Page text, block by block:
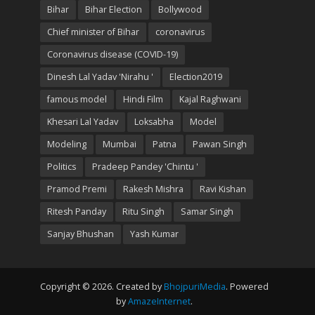
Bihar
Bihar Election
Bollywood
Chief minister of Bihar
coronavirus
Coronavirus disease (COVID-19)
Dinesh Lal Yadav 'Nirahu '
Election2019
famous model
Hindi Film
Kajal Raghwani
Khesari Lal Yadav
Loksabha
Model
Modeling
Mumbai Patna
Pawan Singh
Politics
Pradeep Pandey 'Chintu '
Pramod Premi
Rakesh Mishra
Ravi Kishan
Ritesh Panday
Ritu Singh
Samar Singh
Sanjay Bhushan
Yash Kumar
Copyright © 2026. Created by BhojpuriMedia. Powered
byAmazeInternet.